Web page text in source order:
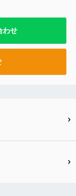
わせ